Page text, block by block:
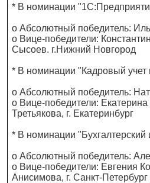
* В номинации
o Абсолютный победитель:
o Вице-победители:
Сысоев. г.Нижний Новгород
* В номинации "Кадровый учет
o Абсолютный победитель:
o Вице-победители:
Третьякова, г. Екатеринбург
* В номинации "Бухгалтерский
o Абсолютный победитель:
o Вице-победители: Евгения
Анисимова, г. Санкт-Петербург